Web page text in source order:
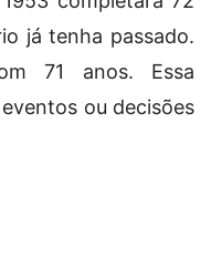
já tenha passado.
71 anos. Essa
ou decisões